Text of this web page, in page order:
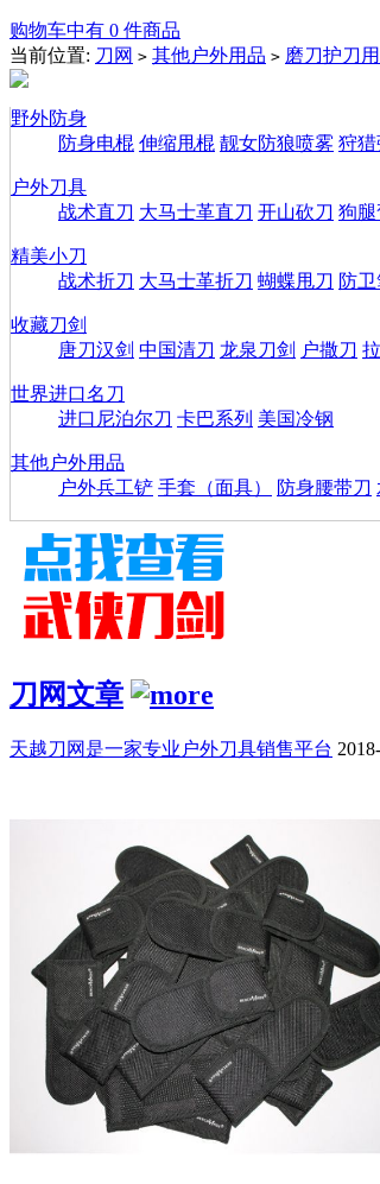
购物车中有 0 件商品
当前位置: 刀网 > 其他户外用品 > 磨刀护刀
野外防身
防身电棍 伸缩甩棍 靓女防狼喷雾 狩猎
户外刀具
战术直刀 大马士革直刀 开山砍刀 狗腿
精美小刀
战术折刀 大马士革折刀 蝴蝶甩刀 防
收藏刀剑
唐刀汉剑 中国清刀 龙泉刀剑 户撒刀
世界进口名刀
进口尼泊尔刀 卡巴系列 美国冷钢
其他户外用品
户外兵工铲 手套（面具） 防身腰带刀
刀网文章
天越刀网是一家专业户外刀具销售平台